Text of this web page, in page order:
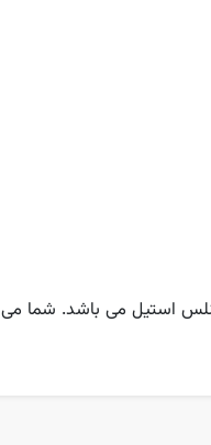
استیل می باشد. شما می